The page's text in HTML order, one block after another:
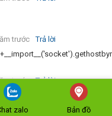
zalo Bản đồ
trước
Trả lời
trước
Trả lời